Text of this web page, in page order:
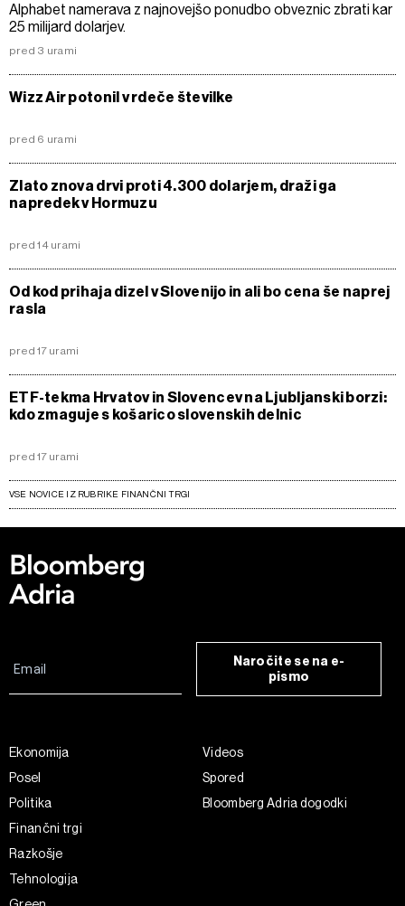
Alphabet namerava z najnovejšo ponudbo obveznic zbrati kar
25 milijard dolarjev.
pred 3 urami
Wizz Air potonil v rdeče številke
pred 6 urami
Zlato znova drvi proti 4.300 dolarjem, draži ga
napredek v Hormuzu
pred 14 urami
Od kod prihaja dizel v Slovenijo in ali bo cena še naprej
rasla
pred 17 urami
ETF-tekma Hrvatov in Slovencev na Ljubljanski borzi:
kdo zmaguje s košarico slovenskih delnic
pred 17 urami
VSE NOVICE IZ RUBRIKE FINANČNI TRGI
Naročite se na e-
pismo
Ekonomija
Posel
Politika
Finančni trgi
Razkošje
Tehnologija
Videos
Spored
Bloomberg Adria dogodki